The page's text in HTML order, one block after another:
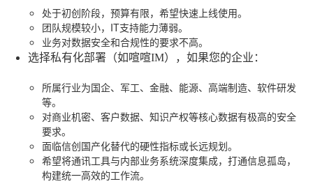
处于初创阶段，预算有限，希望快速上线使用。
团队规模较小，IT支持能力薄弱。
业务对数据安全和合规性的要求不高。
选择私有化部署（如喧喧IM），如果您的企业 ：
所属行业为国企、军工、金融、能源、高端制造、软件研发
等。
对商业机密、客户数据、知识产权等核心数据有极高的安全
要求。
面临信创国产化替代的硬性指标或长远规划。
希望将通讯工具与内部业务系统深度集成，打通信息孤岛，
构建统一高效的工作流。